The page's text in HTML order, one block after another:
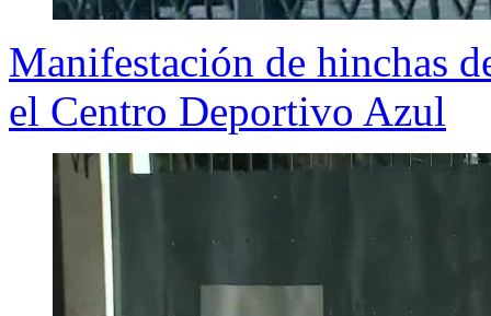
Manifestación de hinchas
el Centro Deportivo Azul